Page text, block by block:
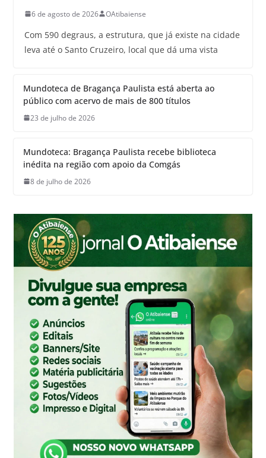
6 de agosto de 2026 OAtibaiense
Com 590 degraus, a estrutura, que já existe na cidade
leva até o Santo Cruzeiro, local que dá uma vista
Mundoteca de Bragança Paulista está aberta ao
público com acervo de mais de 800 títulos
23 de julho de 2026
Mundoteca: Bragança Paulista recebe biblioteca
inédita na região com apoio da Comgás
8 de julho de 2026